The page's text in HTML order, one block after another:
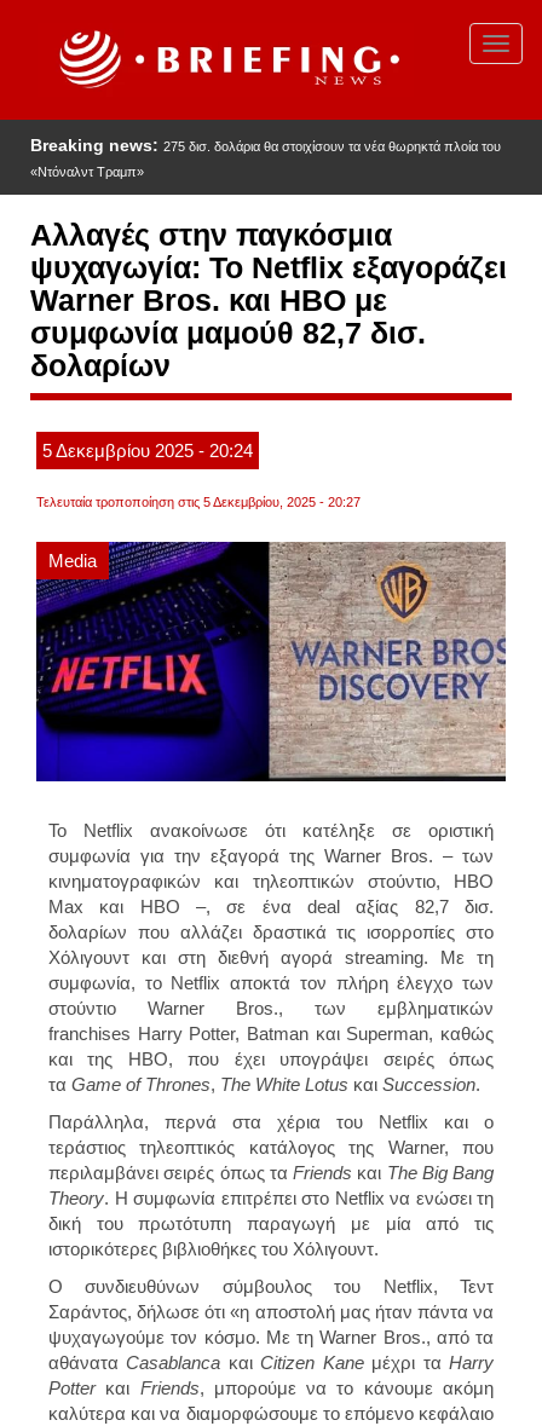
Breaking news: 275 δισ. δολάρια θα στοιχίσουν τα νέα θωρηκτά πλοία του
«Ντόναλντ Τραμπ»
Αλλαγές στην παγκόσμια
ψυχαγωγία: Το Netflix εξαγοράζει
Warner Bros. και HBO με
συμφωνία μαμούθ 82,7 δισ.
δολαρίων
5Δεκεμβρίου 2025 - 20:24
Τελευταία τροποποίηση στις 5 Δεκεμβρίου, 2025 - 20:27
Media
Το Netflix ανακοίνωσε ότι κατέληξε σε οριστική
συμφωνία για την εξαγορά της Warner Bros. – των
κινηματογραφικών και τηλεοπτικών στούντιο, HBO
Max και HBO –, σε ένα deal αξίας 82,7 δισ.
δολαρίων που αλλάζει δραστικά τις ισορροπίες στο
Χόλιγουντ και στη διεθνή αγορά streaming. Με τη
συμφωνία, το Netflix αποκτά τον πλήρη έλεγχο των
στούντιο Warner Bros., των εμβληματικών
franchises Harry Potter, Batman και Superman, καθώς
και της HBO, που έχει υπογράψει σειρές όπως
τα Game of Thrones, The White Lotus και Succession.
Παράλληλα, περνά στα χέρια του Netflix και ο
τεράστιος τηλεοπτικός κατάλογος της Warner, που
περιλαμβάνει σειρές όπως τα Friends και The Big Bang
Theory. Η συμφωνία επιτρέπει στο Netflix να ενώσει τη
δική του πρωτότυπη παραγωγή με μία από τις
ιστορικότερες βιβλιοθήκες του Χόλιγουντ.
Ο συνδιευθύνων σύμβουλος του Netflix, Τεντ
Σαράντος, δήλωσε ότι «η αποστολή μας ήταν πάντα να
ψυχαγωγούμε τον κόσμο. Με τη Warner Bros., από τα
αθάναταCasablanca καιCitizen Kaneμέχρι ταHarry
Potterκαι Friends, μπορούμε να το κάνουμε ακόμη
καλύτερα και να διαμορφώσουμε το επόμενο κεφάλαιο